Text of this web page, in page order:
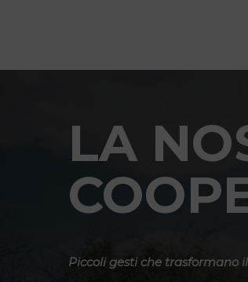
LA
Piccoli gesti che trasformano